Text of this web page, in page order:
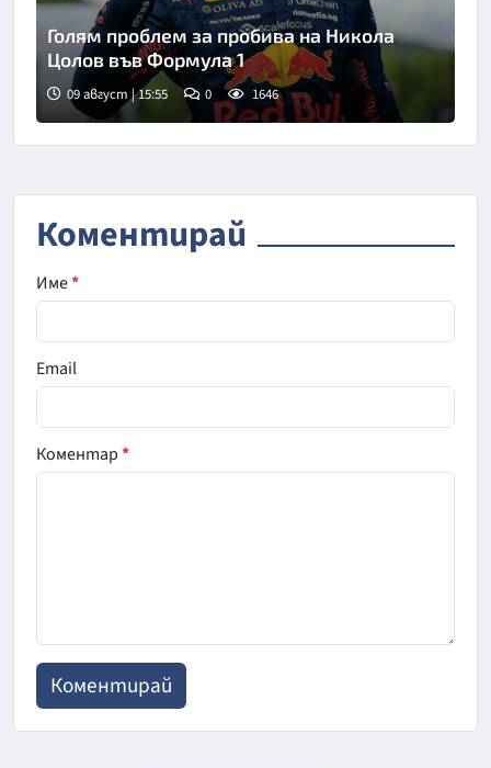
Голям проблем за пробива на Никола
Цолов във Формула 1
09 август | 15:55 0 1646
Коментирай
Име*
Email
Коментар*